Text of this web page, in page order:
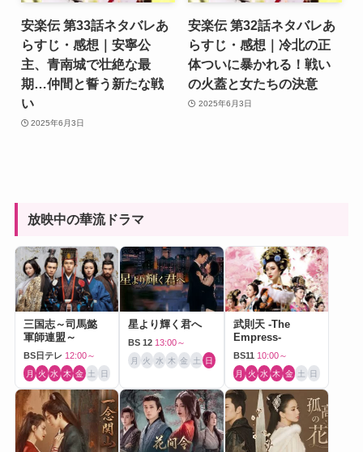
安楽伝 第33話ネタバレあ
らすじ・感想｜安寧公
主、青南城で壮絶な最
期…仲間と誓う新たな戦
い
2025年6月3日
安楽伝 第32話ネタバレあ
らすじ・感想｜冷北の正
体ついに暴かれる！戦い
の火蓋と女たちの決意
2025年6月3日
放映中の華流ドラマ
三国志～司馬懿
軍師連盟～
BS日テレ 12:00～
月 火 水 木 金 土 日
星より輝く君へ
BS 12 13:00～
月 火 水 木 金 土 日
武則天 -The
Empress-
BS11 10:00～
月 火 水 木 金 土 日